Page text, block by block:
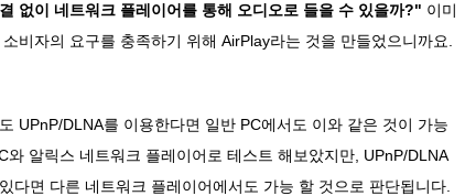
없이 네트워크 플레이어를 통해 오디오로 들을 수 있을까?" 이미
비자의 요구를 충족하기 위해 AirPlay라는 것을 만들었으니까요.
UPnP/DLNA를 이용한다면 일반 PC에서도 이와 같은 것이 가능
와 알릭스 네트워크 플레이어로 테스트 해보았지만, UPnP/DLNA
다면 다른 네트워크 플레이어에서도 가능 할 것으로 판단됩니다.